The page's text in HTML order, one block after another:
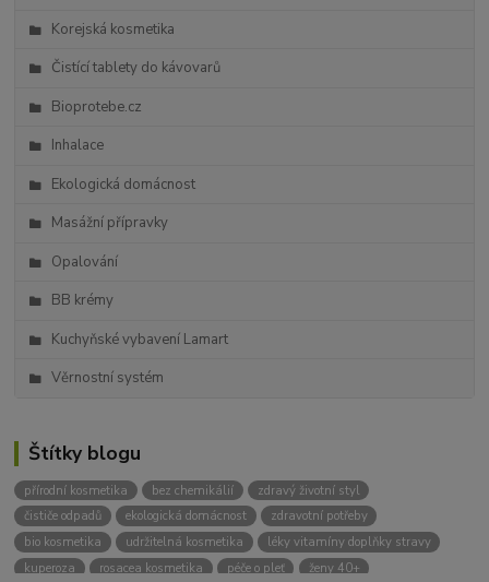
Korejská kosmetika
Čistící tablety do kávovarů
Bioprotebe.cz
Inhalace
Ekologická domácnost
Masážní přípravky
Opalování
BB krémy
Kuchyňské vybavení Lamart
Věrnostní systém
Štítky blogu
přírodní kosmetika bez chemikálií
zdravý životní styl
čističe odpadů
ekologická domácnost
zdravotní potřeby
bio kosmetika
udržitelná kosmetika
léky vitamíny doplňky stravy
kuperoza
rosacea kosmetika péče o pleť
ženy 40+